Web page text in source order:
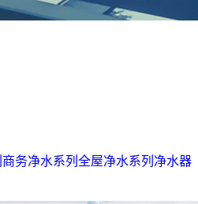
商务净水系列 全屋净水系列 净水器